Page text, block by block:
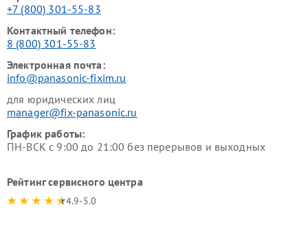
+7 (800) 301-55-83
Контактный телефон:
8 (800) 301-55-83
Электронная почта:
info@panasonic-fixim.ru
для юридических лиц
manager@fix-panasonic.ru
График работы:
ПН-ВСК с 9:00 до 21:00 без перерывов и выходных
Рейтинг сервисного центра
4.9-5.0